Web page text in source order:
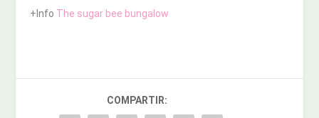
+Info The sugar bee bungalow
COMPARTIR: